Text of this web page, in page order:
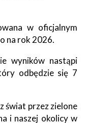
w oficjalnym
na rok 2026.
wyników nastąpi
odbędzie się 7
świat przez zielone
i naszej okolicy w